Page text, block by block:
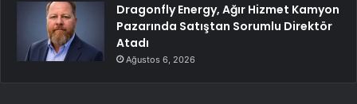
Dragonfly Energy, Ağır Hizmet Kamyon
Pazarında Satıştan Sorumlu Direktör
Atadı
Ağustos 6, 2026